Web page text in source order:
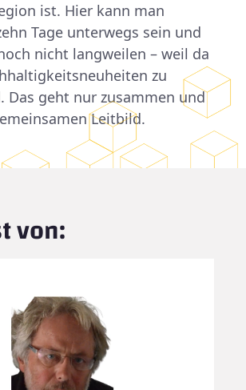
ist. Hier kann man
Tage unterwegs sein und
nicht langweilen – weil da
zu
Das geht nur zusammen und
Leitbild.
von: